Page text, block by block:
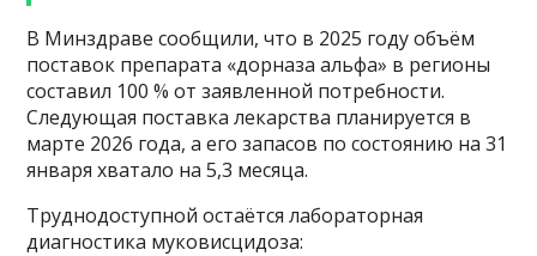
В Минздраве сообщили, что в 2025 году объём
поставок препарата «дорназа альфа» в регионы
составил 100 % от заявленной потребности.
Следующая поставка лекарства планируется в
марте 2026 года, а его запасов по состоянию на 31
января хватало на 5,3 месяца.
Труднодоступной остаётся лабораторная
диагностика муковисцидоза: